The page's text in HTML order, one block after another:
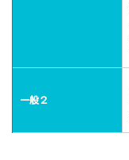
一般２